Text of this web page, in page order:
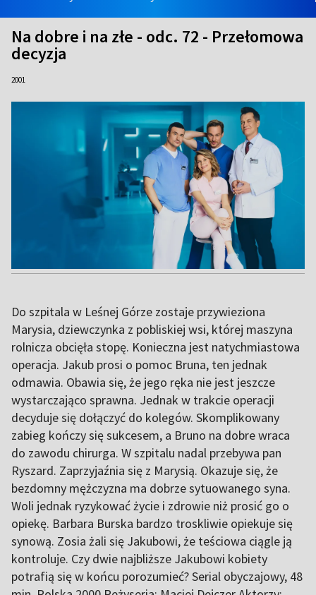
Na dobre i na złe - odc. 72 - Przełomowa
decyzja
2001
Do szpitala w Leśnej Górze zostaje przywieziona
Marysia, dziewczynka z pobliskiej wsi, której maszyna
rolnicza obcięła stopę. Konieczna jest natychmiastowa
operacja. Jakub prosi o pomoc Bruna, ten jednak
odmawia. Obawia się, że jego ręka nie jest jeszcze
wystarczająco sprawna. Jednak w trakcie operacji
decyduje się dołączyć do kolegów. Skomplikowany
zabieg kończy się sukcesem, a Bruno na dobre wraca
do zawodu chirurga. W szpitalu nadal przebywa pan
Ryszard. Zaprzyjaźnia się z Marysią. Okazuje się, że
bezdomny mężczyzna ma dobrze sytuowanego syna.
Woli jednak ryzykować życie i zdrowie niż prosić go o
opiekę. Barbara Burska bardzo troskliwie opiekuje się
synową. Zosia żali się Jakubowi, że teściowa ciągle ją
kontroluje. Czy dwie najbliższe Jakubowi kobiety
potrafią się w końcu porozumieć? Serial obyczajowy, 48